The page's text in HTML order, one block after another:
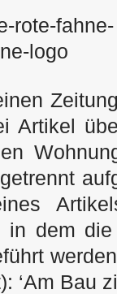
Artikel
in dem
‘Am Bau